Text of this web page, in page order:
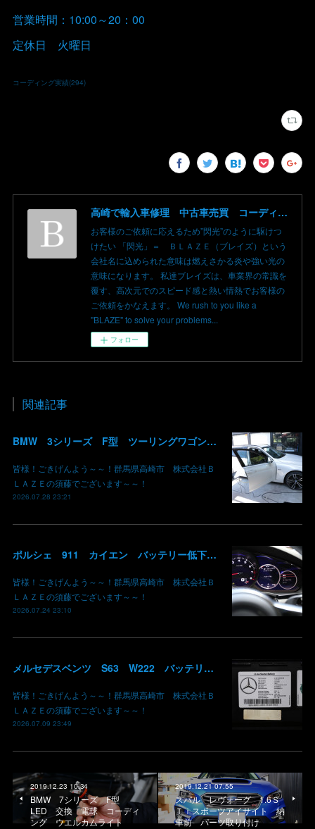
営業時間：10:00～20：00
定休日 火曜日
コーディング実績(294)
高崎で輸入車修理 中古車売買 コーディングならBLAZE（ブレイズ）へ│BLAZE Total Car Support & Modify in Takasaki Gunma
お客様のご依頼に応えるため”閃光”のように駆けつ
けたい 「閃光」＝ ＢＬＡＺＥ（ブレイズ）という
会社名に込められた意味は燃えさかる炎や強い光の
意味になります。 私達ブレイズは、車業界の常識を
覆す、高次元でのスピード感と熱い情熱でお客様の
ご依頼をかなえます。 We rush to you like a
"BLAZE" to solve your problems...
フォロー
関連記事
BMW 3シリーズ F型 ツーリングワゴン コーディング デイライト 有効化 群馬 高崎
皆様！ごきげんよう～～！群馬県高崎市 株式会社Ｂ
ＬＡＺＥの須藤でございます～～！
2026.07.28 23:21
ポルシェ 911 カイエン バッテリー低下 車両エレクトリカルシステムエラー リチウムイオンバッテリー復旧 バッテリー上がり 充電できない ポルシェ修理 現車無し修理 群馬県 高崎 株式会社BLAZE
皆様！ごきげんよう～～！群馬県高崎市 株式会社Ｂ
ＬＡＺＥの須藤でございます～～！
2026.07.24 23:10
メルセデスベンツ S63 W222 バッテリー低下 車両エレクトリカルシステムエラー リチウムイオンバッテリー復旧 バッテリー上がり 充電できない ベンツ修理 現車無し修理 群馬県 高崎
皆様！ごきげんよう～～！群馬県高崎市 株式会社Ｂ
ＬＡＺＥの須藤でございます～～！
2026.07.09 23:49
2019.12.23 10:34
BMW 7シリーズ F型
LED 交換 電球 コーディ
ング ウエルカムライト
2019.12.21 07:55
スバル レヴォーグ 1.6Ｓ
Ｔｉスポーツアイサイト 納
車前 パーツ取り付け